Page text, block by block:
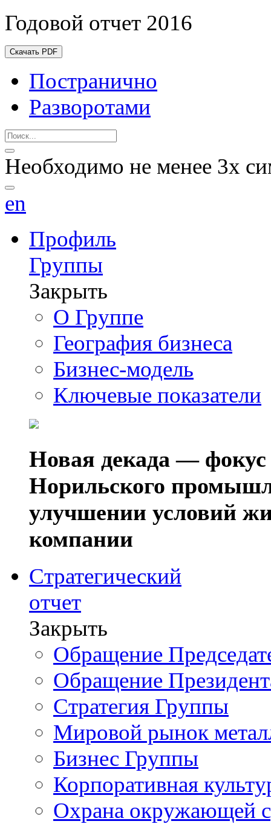
Годовой отчет 2016
Скачать PDF
Постранично
Разворотами
Необходимо не менее 3х
en
Профиль
Группы
Закрыть
О Группе
География бизнеса
Бизнес-модель
Ключевые показатели
Новая декада — фокус
Норильского
улучшении условий
компании
Стратегический
отчет
Закрыть
Обращение
Обращение
Стратегия Группы
Мировой рынок
Бизнес Группы
Корпоративная
Охрана окружающей